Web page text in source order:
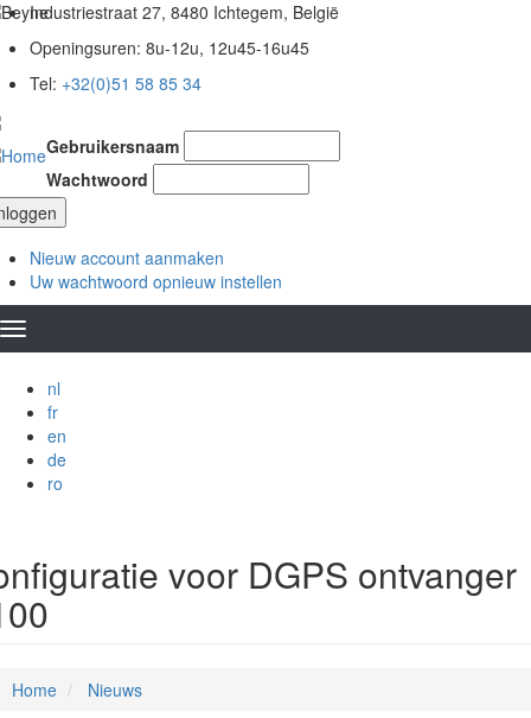
Overslaan
naar
de
gaan
Industriestraat 27, 8480 Ichtegem, België
Openingsuren: 8u-12u, 12u45-16u45
Tel: +32(0)51 58 85 34
Gebruikersnaam
Wachtwoord
Nieuw account aanmaken
Uw wachtwoord opnieuw instellen
nl
fr
en
de
ro
voor DGPS ontvanger
Home Nieuws